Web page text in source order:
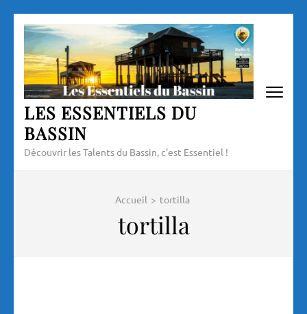
Aller
contenu
(Pressez
Entrée)
LES ESSENTIELS DU
BASSIN
Découvrir les Talents du Bassin, c'est Essentiel !
Accueil > tortilla
tortilla